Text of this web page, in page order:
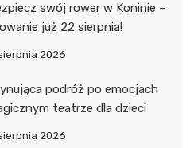
swój rower w Koninie –
już 22 sierpnia!
2026
podróż po emocjach
teatrze dla dzieci
2026